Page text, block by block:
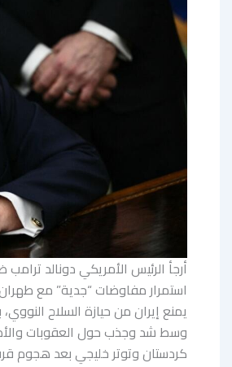
أرجأ الرئيس الأمريكي دونالد
استمرار مفاوضات “جدية” مع
يمنع إيران من حيازة السلاح
وسط شد وجذب حول العقوبات
كردستان وتوتر خليجي بعد هجوم